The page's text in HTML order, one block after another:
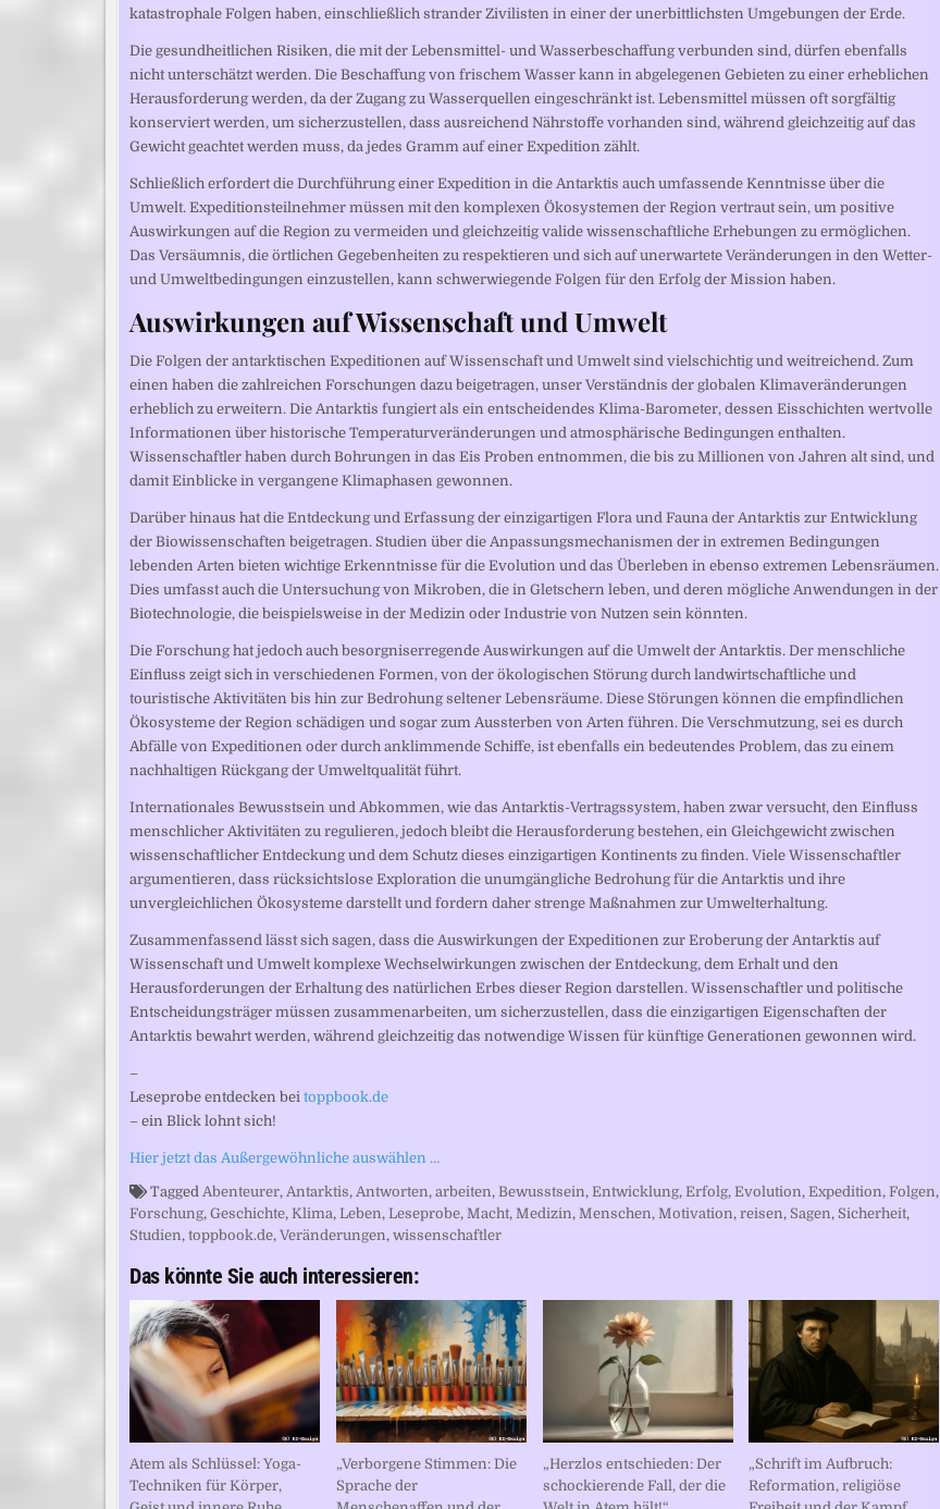
katastrophale Folgen haben, einschließlich strander Zivilisten in einer der unerbittlichsten Umgebungen der Erde.
Die gesundheitlichen Risiken, die mit der Lebensmittel- und Wasserbeschaffung verbunden sind, dürfen ebenfalls
nicht unterschätzt werden. Die Beschaffung von frischem Wasser kann in abgelegenen Gebieten zu einer erheblichen
Herausforderung werden, da der Zugang zu Wasserquellen eingeschränkt ist. Lebensmittel müssen oft sorgfältig
konserviert werden, um sicherzustellen, dass ausreichend Nährstoffe vorhanden sind, während gleichzeitig auf das
Gewicht geachtet werden muss, da jedes Gramm auf einer Expedition zählt.
Schließlich erfordert die Durchführung einer Expedition in die Antarktis auch umfassende Kenntnisse über die
Umwelt. Expeditionsteilnehmer müssen mit den komplexen Ökosystemen der Region vertraut sein, um positive
Auswirkungen auf die Region zu vermeiden und gleichzeitig valide wissenschaftliche Erhebungen zu ermöglichen.
Das Versäumnis, die örtlichen Gegebenheiten zu respektieren und sich auf unerwartete Veränderungen in den Wetter-
und Umweltbedingungen einzustellen, kann schwerwiegende Folgen für den Erfolg der Mission haben.
Auswirkungen auf Wissenschaft und Umwelt
Die Folgen der antarktischen Expeditionen auf Wissenschaft und Umwelt sind vielschichtig und weitreichend. Zum
einen haben die zahlreichen Forschungen dazu beigetragen, unser Verständnis der globalen Klimaveränderungen
erheblich zu erweitern. Die Antarktis fungiert als ein entscheidendes Klima-Barometer, dessen Eisschichten wertvolle
Informationen über historische Temperaturveränderungen und atmosphärische Bedingungen enthalten.
Wissenschaftler haben durch Bohrungen in das Eis Proben entnommen, die bis zu Millionen von Jahren alt sind, und
damit Einblicke in vergangene Klimaphasen gewonnen.
Darüber hinaus hat die Entdeckung und Erfassung der einzigartigen Flora und Fauna der Antarktis zur Entwicklung
der Biowissenschaften beigetragen. Studien über die Anpassungsmechanismen der in extremen Bedingungen
lebenden Arten bieten wichtige Erkenntnisse für die Evolution und das Überleben in ebenso extremen Lebensräumen.
Dies umfasst auch die Untersuchung von Mikroben, die in Gletschern leben, und deren mögliche Anwendungen in der
Biotechnologie, die beispielsweise in der Medizin oder Industrie von Nutzen sein könnten.
Die Forschung hat jedoch auch besorgniserregende Auswirkungen auf die Umwelt der Antarktis. Der menschliche
Einfluss zeigt sich in verschiedenen Formen, von der ökologischen Störung durch landwirtschaftliche und
touristische Aktivitäten bis hin zur Bedrohung seltener Lebensräume. Diese Störungen können die empfindlichen
Ökosysteme der Region schädigen und sogar zum Aussterben von Arten führen. Die Verschmutzung, sei es durch
Abfälle von Expeditionen oder durch anklimmende Schiffe, ist ebenfalls ein bedeutendes Problem, das zu einem
nachhaltigen Rückgang der Umweltqualität führt.
Internationales Bewusstsein und Abkommen, wie das Antarktis-Vertragssystem, haben zwar versucht, den Einfluss
menschlicher Aktivitäten zu regulieren, jedoch bleibt die Herausforderung bestehen, ein Gleichgewicht zwischen
wissenschaftlicher Entdeckung und dem Schutz dieses einzigartigen Kontinents zu finden. Viele Wissenschaftler
argumentieren, dass rücksichtslose Exploration die unumgängliche Bedrohung für die Antarktis und ihre
unvergleichlichen Ökosysteme darstellt und fordern daher strenge Maßnahmen zur Umwelterhaltung.
Zusammenfassend lässt sich sagen, dass die Auswirkungen der Expeditionen zur Eroberung der Antarktis auf
Wissenschaft und Umwelt komplexe Wechselwirkungen zwischen der Entdeckung, dem Erhalt und den
Herausforderungen der Erhaltung des natürlichen Erbes dieser Region darstellen. Wissenschaftler und politische
Entscheidungsträger müssen zusammenarbeiten, um sicherzustellen, dass die einzigartigen Eigenschaften der
Antarktis bewahrt werden, während gleichzeitig das notwendige Wissen für künftige Generationen gewonnen wird.
–
Leseprobe entdecken bei toppbook.de
– ein Blick lohnt sich!
Hier jetzt das Außergewöhnliche auswählen …
Tagged Abenteurer, Antarktis, Antworten, arbeiten, Bewusstsein, Entwicklung, Erfolg, Evolution, Expedition, Folgen,
Forschung, Geschichte, Klima, Leben, Leseprobe, Macht, Medizin, Menschen, Motivation, reisen, Sagen, Sicherheit,
Studien, toppbook.de, Veränderungen, wissenschaftler
Das könnte Sie auch interessieren:
Atem als Schlüssel: Yoga-
Techniken für Körper,
„Verborgene Stimmen: Die
Sprache der
„Herzlos entschieden: Der
schockierende Fall, der die
„Schrift im Aufbruch:
Reformation, religiöse